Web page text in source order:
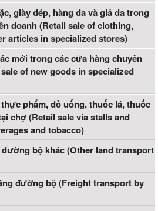
giày dép, hàng da và giả da trong
doanh (Retail sale of clothing,
articles in specialized stores)
mới trong các cửa hàng chuyên
of new goods in specialized
phẩm, đồ uống, thuốc lá, thuốc
chợ (Retail sale via stalls and
and tobacco)
bộ khác (Other land transport
đường bộ (Freight transport by